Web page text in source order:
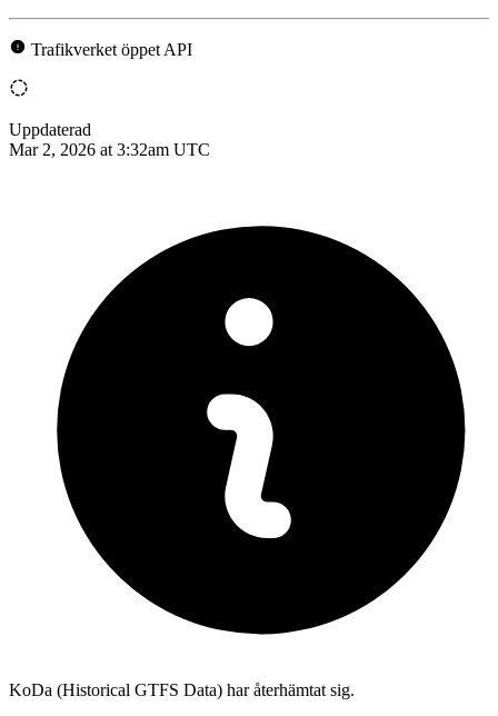
Trafikverket öppet API
Uppdaterad
Mar 2, 2026 at 3:32am UTC
KoDa (Historical GTFS Data) har återhämtat sig.